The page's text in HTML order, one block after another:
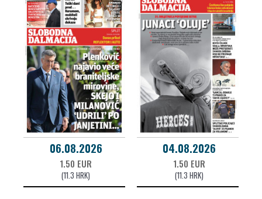
06.08.2026
1.50 EUR
(11.3 HRK)
04.08.2026
1.50 EUR
(11.3 HRK)